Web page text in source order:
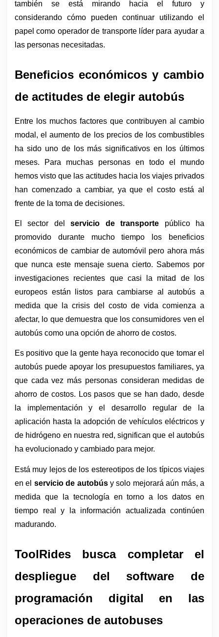
también se está mirando hacia el futuro y
considerando cómo pueden continuar utilizando el
papel como operador de transporte líder para ayudar a
las personas necesitadas.
Beneficios económicos y cambio
de actitudes de elegir autobús
Entre los muchos factores que contribuyen al cambio
modal, el aumento de los precios de los combustibles
ha sido uno de los más significativos en los últimos
meses. Para muchas personas en todo el mundo
hemos visto que las actitudes hacia los viajes privados
han comenzado a cambiar, ya que el costo está al
frente de la toma de decisiones.
El sector del servicio de transporte público ha
promovido durante mucho tiempo los beneficios
económicos de cambiar de automóvil pero ahora más
que nunca este mensaje suena cierto. Sabemos por
investigaciones recientes que casi la mitad de los
europeos están listos para cambiarse al autobús a
medida que la crisis del costo de vida comienza a
afectar, lo que demuestra que los consumidores ven el
autobús como una opción de ahorro de costos.
Es positivo que la gente haya reconocido que tomar el
autobús puede apoyar los presupuestos familiares, ya
que cada vez más personas consideran medidas de
ahorro de costos. Los pasos que se han dado, desde
la implementación y el desarrollo regular de la
aplicación hasta la adopción de vehículos eléctricos y
de hidrógeno en nuestra red, significan que el autobús
ha evolucionado y cambiado para mejor.
Está muy lejos de los estereotipos de los típicos viajes
en el servicio de autobús y solo mejorará aún más, a
medida que la tecnología en torno a los datos en
tiempo real y la información actualizada continúen
madurando.
ToolRides busca completar el
despliegue del software de
programación digital en las
operaciones de autobuses